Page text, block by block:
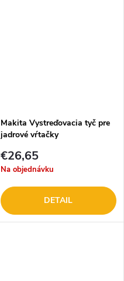
Makita Vystreďovacia tyč pre
jadrové vŕtačky
€26,65
Na objednávku
DETAIL